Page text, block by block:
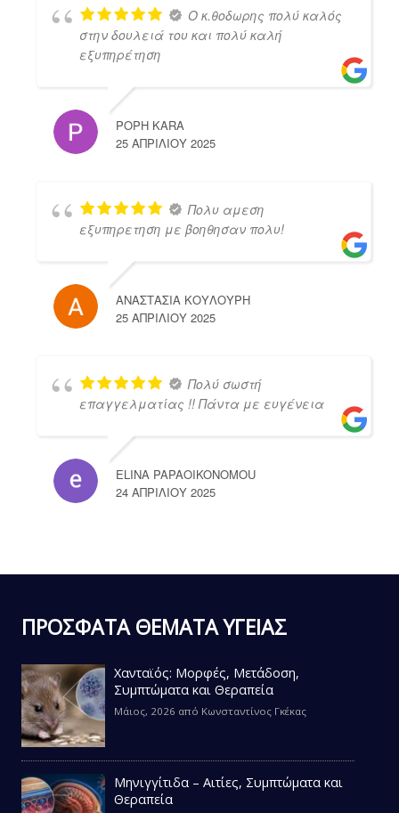
Ο κ.θοδωρης πολύ καλός
στην δουλειά του και πολύ καλή
εξυπηρέτηση
POPH KARA
25 ΑΠΡΙΛΊΟΥ 2025
Πολυ αμεση
εξυπηρετηση με βοηθησαν πολυ!
ΑΝΑΣΤΑΣΙΑ ΚΟΥΛΟΥΡΗ
25 ΑΠΡΙΛΊΟΥ 2025
Πολύ σωστή
επαγγελματίας !! Πάντα με ευγένεια
ELINA PAPAOIKONOMOU
24 ΑΠΡΙΛΊΟΥ 2025
ΠΡΟΣΦΑΤΑ ΘΕΜΑΤΑ ΥΓΕΙΑΣ
Χανταϊός: Μορφές, Μετάδοση,
Συμπτώματα και Θεραπεία
Μάιος, 2026 από Κωνσταντίνος Γκέκας
Μηνιγγίτιδα – Αιτίες, Συμπτώματα και
Θεραπεία